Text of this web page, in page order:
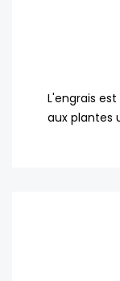
L'engrais
aux plantes